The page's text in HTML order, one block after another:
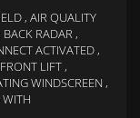
, AIR QUALITY
RADAR ,
ACTIVATED ,
LIFT ,
WINDSCREEN ,
WITH